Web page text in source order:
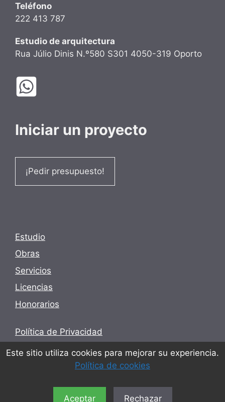
Este sitio utiliza cookies para mejorar su experiencia.
Política de cookies
Aceptar Rechazar
Teléfono
222 413 787
Estudio de arquitectura
Rua Júlio Dinis N.º580 S301 4050-319 Oporto
Iniciar un proyecto
¡Pedir presupuesto!
Estudio
Obras
Servicios
Licencias
Honorarios
Política de Privacidad
Términos y condiciones
Política de cookies